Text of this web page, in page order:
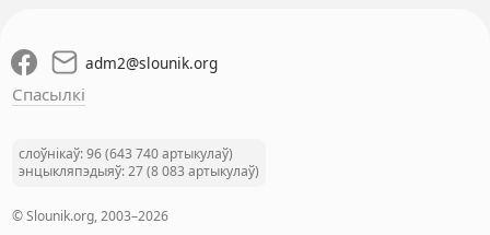
adm2@slounik.org
Спасылкі
слоўнікаў: 96 (643 740 артыкулаў)
энцыкляпэдыяў: 27 (8 083 артыкулаў)
© Slounik.org, 2003–2026